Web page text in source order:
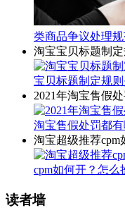
类商品争议处理规
淘宝宝贝标题制
宝贝标题制定规
2021年淘宝售假
淘宝售假处罚都
淘宝超级推荐cpm
cpm如何开？怎么
读者墙